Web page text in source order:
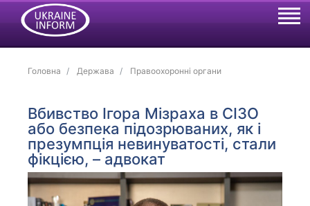
Головна Держава Правоохоронні органи
Вбивство Ігора Мізраха в СІЗО
або безпека підозрюваних, як і
презумпція невинуватості, стали
фікцією, – адвокат